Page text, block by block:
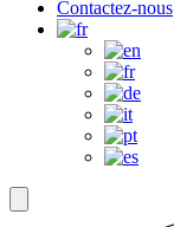
Contactez-nous